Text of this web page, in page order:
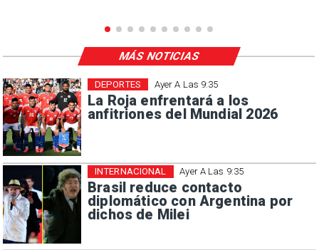
Ayer A Las 9:35
La Roja enfrentará a los
anfitriones del Mundial 2026
DEPORTES
Ayer A Las 9:35
Brasil reduce contacto
diplomático con Argentina por
dichos de Milei
INTERNACIONAL
MÁS NOTICIAS